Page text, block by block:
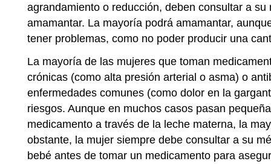
agrandamiento o reducción, deben consultar a su
amamantar. La mayoría podrá amamantar,
tener problemas, como no poder producir una
La mayoría de las mujeres que toman
crónicas (como alta presión arterial o asma) o
enfermedades comunes (como dolor en la
riesgos. Aunque en muchos casos pasan
medicamento a través de la leche materna, la
obstante, la mujer siempre debe consultar a su
bebé antes de tomar un medicamento para